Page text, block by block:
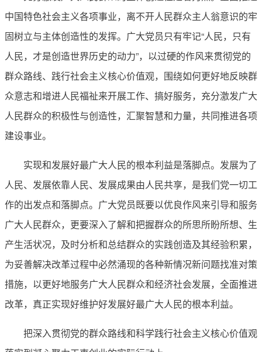
中国特色社会主义各项事业，离不开人民群众主人翁意识的牢
固树立与主体创造性的发挥。广大党员只有牢记“人民，只有
人民，才是创造世界历史的动力”，以过硬的作风来贯彻党的
群众路线、践行社会主义核心价值观，围绕如何更好地反映群
众意志和增进人民福祉来开展工作、搞好服务，充分激发广大
人民群众的积极性与创造性，汇聚智慧和力量，共同推进各项
建设事业。
实现和发展好最广大人民的根本利益是落脚点。发展为了
人民、发展依靠人民、发展成果由人民共享，是我们党一切工
作的出发点和落脚点。广大党员既要以优良作风来引导和服务
广大人民群众，更要深入了解和把握群众的所思所盼所想、生
产生活状况，及时分析和总结群众的实践创造及其经验积累，
为妥善解决改革过程中必然涌现的各种新情况新问题找准对策
措施，以更好地服务广大人民群众和经济社会发展，全面推进
改革，真正实现好维护好发展好最广大人民的根本利益。
把深入贯彻党的群众路线和科学践行社会主义核心价值观